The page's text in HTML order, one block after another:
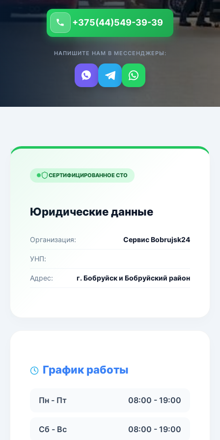
+375(44)549-39-39
НАПИШИТЕ НАМ В МЕССЕНДЖЕРЫ:
СЕРТИФИЦИРОВАННОЕ СТО
Юридические данные
Организация: Сервис Bobrujsk24
УНП:
Адрес: г. Бобруйск и Бобруйский район
График работы
Пн - Пт 08:00 - 19:00
Сб - Вс 08:00 - 19:00